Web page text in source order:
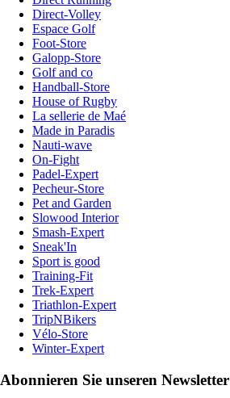
Direct-Volley
Espace Golf
Foot-Store
Galopp-Store
Golf and co
Handball-Store
House of Rugby
La sellerie de Maé
Made in Paradis
Nauti-wave
On-Fight
Padel-Expert
Pecheur-Store
Pet and Garden
Slowood Interior
Smash-Expert
Sneak'In
Sport is good
Training-Fit
Trek-Expert
Triathlon-Expert
TripNBikers
Vélo-Store
Winter-Expert
Abonnieren Sie unseren Newsletter